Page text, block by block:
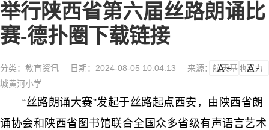
举行陕西省第六届丝路朗诵比
赛-德扑圈下载链接
分类： 教育资讯 日期：2024-08-05 10:04:13
来源：航天基地富力
城黄河小学
a a-
“丝路朗诵大赛”发起于丝路起点西安，由陕西省朗
诵协会和陕西省图书馆联合全国众多省级有声语言艺术